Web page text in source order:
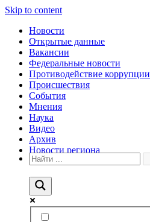
Skip to content
Новости
Открытые данные
Вакансии
Федеральные новости
Противодействие коррупции
Происшествия
События
Мнения
Наука
Видео
Архив
Новости региона